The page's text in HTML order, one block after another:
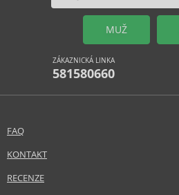
MUŽ
ZÁKAZNICKÁ LINKA
581580660
FAQ
KONTAKT
RECENZE